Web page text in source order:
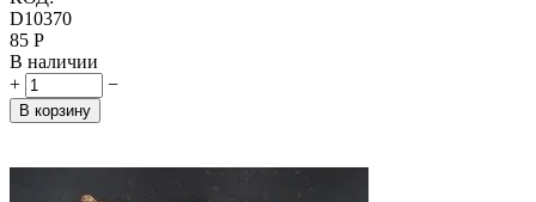
D10370
‍85‍ Р
В наличии
+
−
В корзину